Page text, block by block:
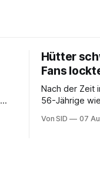
Hütter
Fans
Nach der Zeit
56-Jährige
Von SID 07